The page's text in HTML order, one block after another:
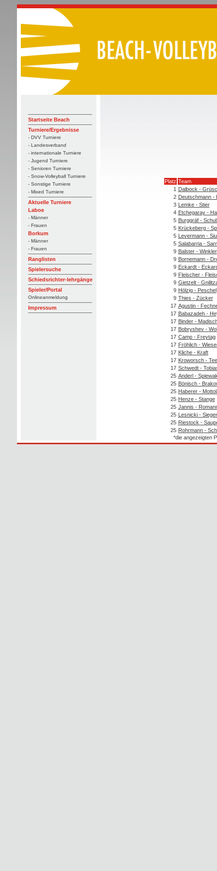
Startseite Beach
Turniere/Ergebnisse
- DVV Turniere
- Landesverband
- internationale Turniere
- Jugend Turniere
- Senioren Turniere
- Snow-Volleyball Turniere
- Sonstige Turniere
- Mixed Turniere
Aktuelle Turniere
Laboe
- Männer
- Frauen
Borkum
- Männer
- Frauen
Ranglisten
Spielersuche
Schiedsrichter-lehrgänge
Spieler/Portal
Onlineanmeldung
Impressum
Platz Team
1 Dalbock -
2 Deutschmann -
3 Lemke - Stier
4 Etchegaray -
5 Burggräf -
5 Krückeberg -
5 Levermann -
5 Salabarria -
9 Balster - Winkler
9 Bornemann -
9 Eckardt -
9 Fleischer -
9 Gietzelt -
9 Hölzig - Peschel
9 Thies - Zücker
17 Agustin -
17 Babazadeh -
17 Binder -
17 Bobryshev -
17 Camp - Freytag
17 Fröhlich -
17 Kliche - Kraft
17 Kroworsch -
17 Schwedt -
25 Anderl -
25 Bönisch -
25 Haberer -
25 Henze - Stange
25 Jannis -
25 Lesnicki -
25 Riestock -
25 Rohrmann -
*die angezeigten